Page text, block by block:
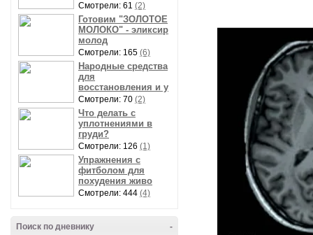
Смотрели: 61 (2)
Готовим "ЗОЛОТОЕ
МОЛОКО" - эликсир
молод
Смотрели: 165 (6)
Народные средства
для
восстановления и у
Смотрели: 70 (2)
Что делать с
уплотнениями в
груди?
Смотрели: 126 (1)
Упражнения с
фитболом для
похудения живо
Смотрели: 444 (4)
-
Поиск по дневнику